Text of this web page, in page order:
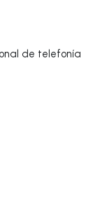
de telefonía